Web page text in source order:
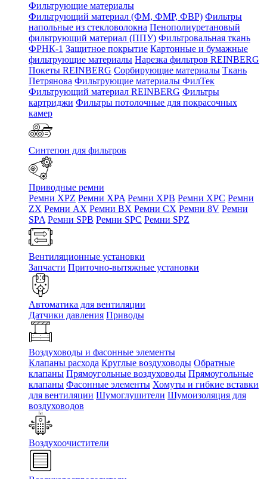
Фильтрующие материалы
Фильтрующий материал (ФМ, ФМР, ФВР) Фильтры
напольные из стекловолокна Пенополиуретановый
фильтрующий материал (ППУ) Фильтровальная ткань
ФРНК-1 Защитное покрытие Картонные и бумажные
фильтрующие материалы Нарезка фильтров REINBERG
Покеты REINBERG Сорбирующие материалы Ткань
Петрянова Фильтрующие материалы ФилТек
Фильтрующий материал REINBERG Фильтры
картриджи Фильтры потолочные для покрасочных
камер
Синтепон для фильтров
Приводные ремни
Ремни XPZ Ремни XPA Ремни XPB Ремни XPC Ремни
ZX Ремни AX Ремни BX Ремни CX Ремни 8V Ремни
SPA Ремни SPB Ремни SPC Ремни SPZ
Вентиляционные установки
Запчасти Приточно-вытяжные установки
Автоматика для вентиляции
Датчики давления Приводы
Воздуховоды и фасонные элементы
Клапаны расхода Круглые воздуховоды Обратные
клапаны Прямоугольные воздуховоды Прямоугольные
клапаны Фасонные элементы Хомуты и гибкие вставки
для вентиляции Шумоглушители Шумоизоляция для
воздуховодов
Воздухоочистители